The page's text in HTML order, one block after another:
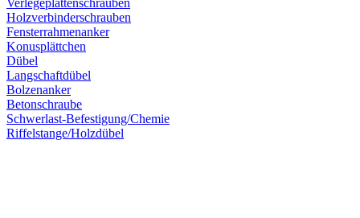
Verlegeplattenschrauben
Holzverbinderschrauben
Fensterrahmenanker
Konusplättchen
Dübel
Langschaftdübel
Bolzenanker
Betonschraube
Schwerlast-Befestigung/Chemie
Riffelstange/Holzdübel